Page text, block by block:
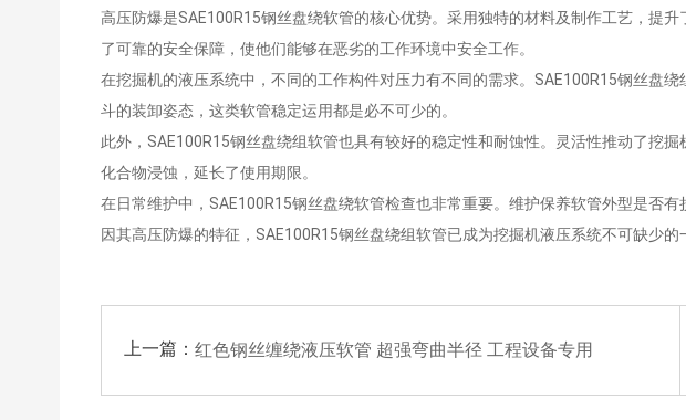
高压防爆是SAE100R15钢丝盘绕软管的核心优势。采用独特的材料及制作工艺，提
了可靠的安全保障，使他们能够在恶劣的工作环境中安全工作。
在挖掘机的液压系统中，不同的工作构件对压力有不同的需求。SAE100R15钢丝盘
斗的装卸姿态，这类软管稳定运用都是必不可少的。
此外，SAE100R15钢丝盘绕组软管也具有较好的稳定性和耐蚀性。灵活性推动了挖
化合物浸蚀，延长了使用期限。
在日常维护中，SAE100R15钢丝盘绕软管检查也非常重要。维护保养软管外型是否
因其高压防爆的特征，SAE100R15钢丝盘绕组软管已成为挖掘机液压系统不可缺少
上一篇： 红色钢丝缠绕液压软管 超强弯曲半径 工程设备专用